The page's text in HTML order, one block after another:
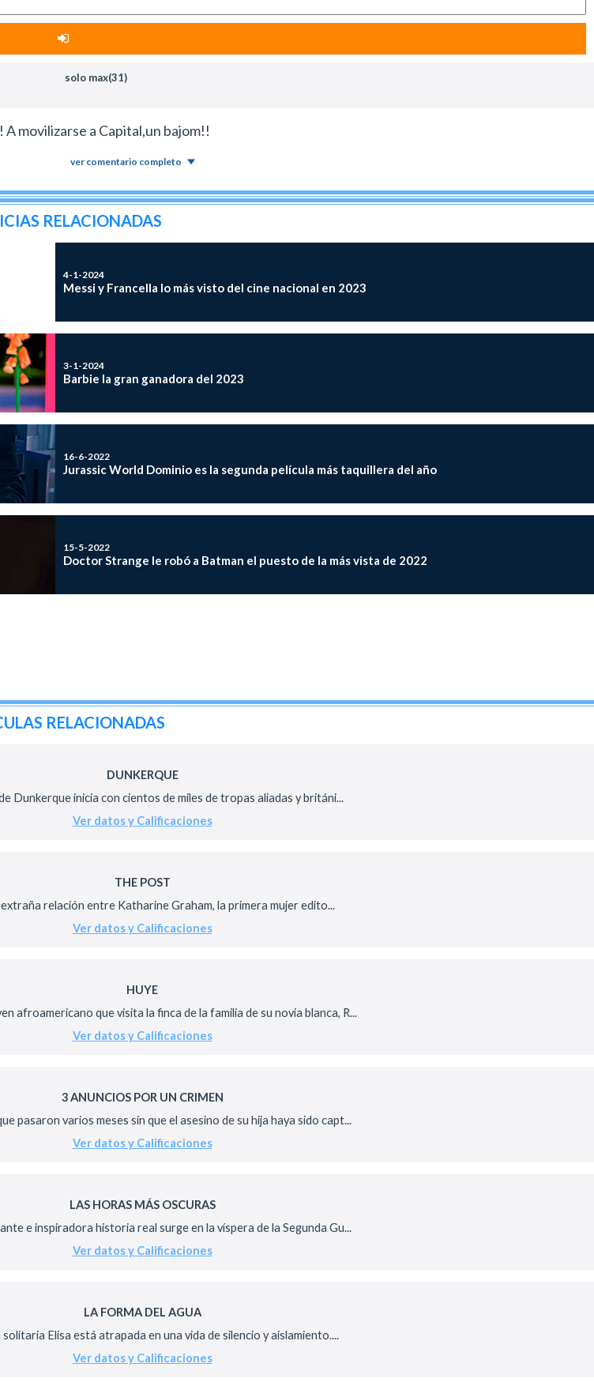
solo max(31)
movilizarse a Capital,un bajom!!
ver comentario completo
RELACIONADAS
4-1-2024
Messi y Francella lo más visto del cine nacional en 2023
3-1-2024
Barbie la gran ganadora del 2023
16-6-2022
Jurassic World Dominio es la segunda película más taquillera del año
15-5-2022
Doctor Strange le robó a Batman el puesto de la más vista de 2022
RELACIONADAS
DUNKERQUE
Dunkerque inicia con cientos de miles de tropas aliadas y británi...
Ver datos y Calificaciones
THE POST
relación entre Katharine Graham, la primera mujer edito...
Ver datos y Calificaciones
HUYE
afroamericano que visita la finca de la familia de su novia blanca, R...
Ver datos y Calificaciones
3 ANUNCIOS POR UN CRIMEN
pasaron varios meses sin que el asesino de su hija haya sido capt...
Ver datos y Calificaciones
LAS HORAS MÁS OSCURAS
e inspiradora historia real surge en la víspera de la Segunda Gu...
Ver datos y Calificaciones
LA FORMA DEL AGUA
solitaria Elisa está atrapada en una vida de silencio y aislamiento....
Ver datos y Calificaciones